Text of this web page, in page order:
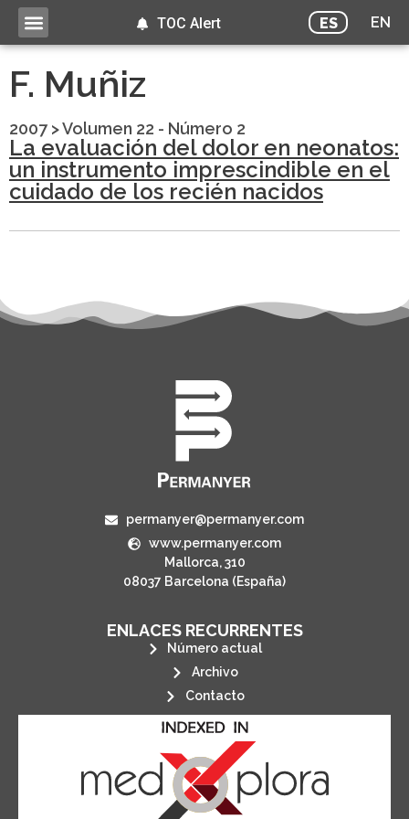
ES EN
TOC Alert
F. Muñiz
2007 >Volumen 22 - Número 2
La evaluación del dolor en neonatos:
un instrumento imprescindible en el
cuidado de los recién nacidos
permanyer@permanyer.com
www.permanyer.com
Mallorca, 310
08037 Barcelona (España)
ENLACES RECURRENTES
Número actual
Archivo
Contacto